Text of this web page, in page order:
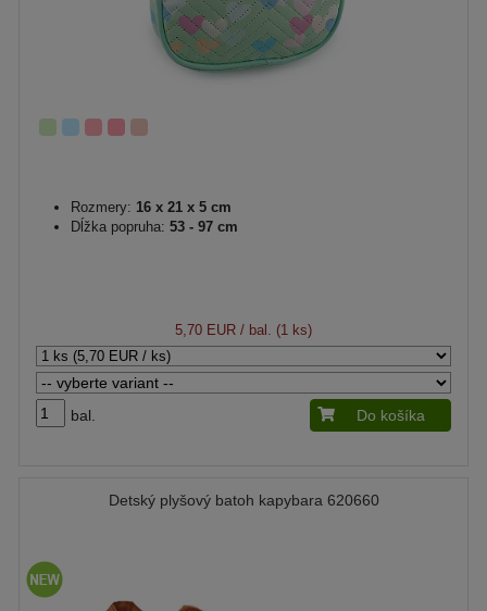
Rozmery: 16 x 21 x 5 cm
Dĺžka popruha: 53 - 97 cm
5,70 EUR / bal. (1 ks)
bal. Do košíka
Detský plyšový batoh kapybara 620660